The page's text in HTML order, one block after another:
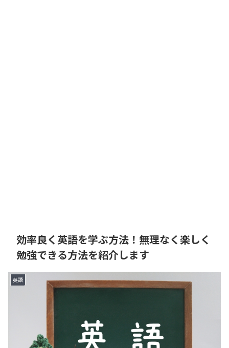
効率良く英語を学ぶ方法！無理なく楽しく
勉強できる方法を紹介します
英語